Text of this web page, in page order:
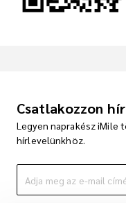
Csatlakozzon
Legyen naprakész
hírlevelünkhöz.